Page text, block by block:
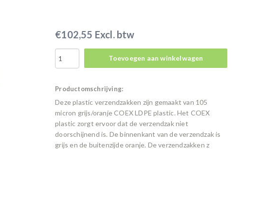
€102,55 Excl. btw
Toevoegen aan winkelwagen
Productomschrijving:
Deze plastic verzendzakken zijn gemaakt van 105
micron grijs/oranje COEX LDPE plastic. Het COEX
plastic zorgt ervoor dat de verzendzak niet
doorschijnend is. De binnenkant van de verzendzak is
grijs en de buitenzijde oranje. De verzendzakken z